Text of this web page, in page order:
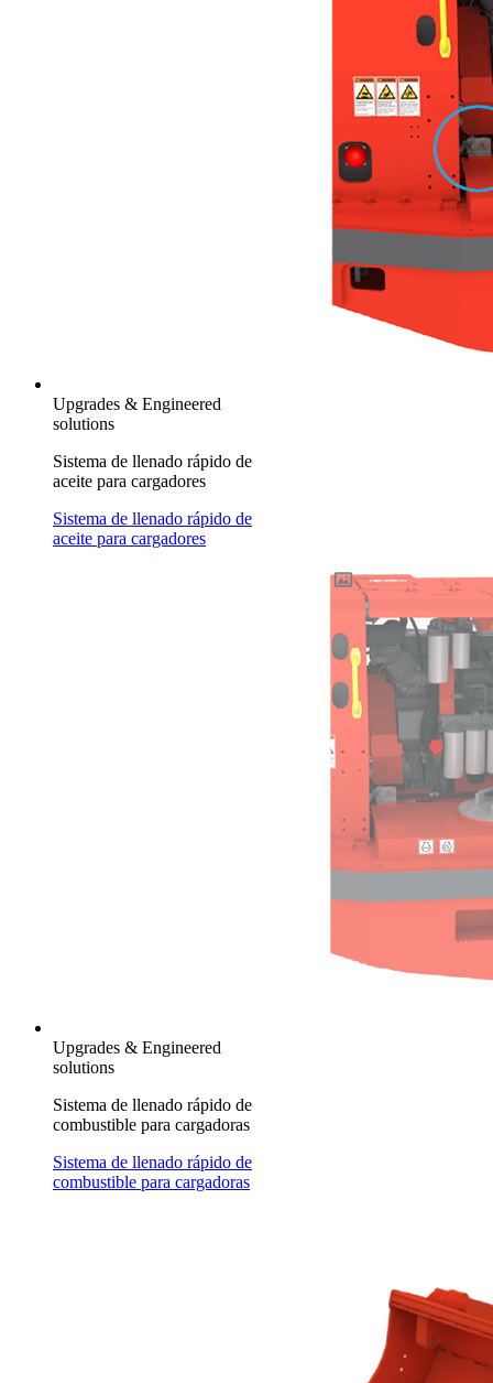
Upgrades & Engineered
solutions
Sistema de llenado rápido de
aceite para cargadores
Sistema de llenado rápido de
aceite para cargadores
Upgrades & Engineered
solutions
Sistema de llenado rápido de
combustible para cargadoras
Sistema de llenado rápido de
combustible para cargadoras